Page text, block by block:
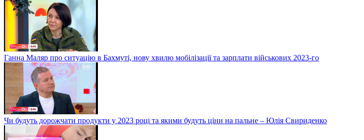
Ганна Маляр про ситуацію в Бахмуті, нову хвилю мобілізації та зарплати військових 2023-го
Чи будуть дорожчати продукти у 2023 році та якими будуть ціни на пальне – Юлія Свириденко